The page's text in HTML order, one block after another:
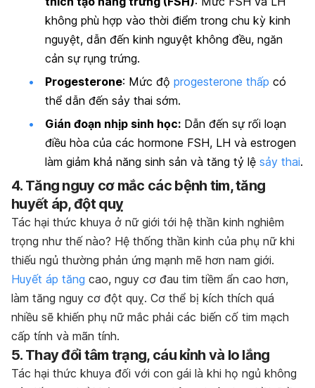
không phù hợp vào thời điểm trong chu kỳ kinh
nguyệt, dẫn đến kinh nguyệt không đều, ngăn
cản sự rụng trứng.
Progesterone: Mức độ progesterone thấp có
thể dẫn đến sảy thai sớm.
Gián đoạn nhịp sinh học: Dẫn đến sự rối loạn
điều hòa của các hormone FSH, LH và estrogen
làm giảm khả năng sinh sản và tăng tỷ lệ sảy thai.
4. Tăng nguy cơ mắc các bệnh tim, tăng
huyết áp, đột quỵ
Tác hại thức khuya ở nữ giới tới hệ thần kinh nghiêm
trọng như thế nào? Hệ thống thần kinh của phụ nữ khi
thiếu ngủ thường phản ứng mạnh mẽ hơn nam giới.
Huyết áp tăng cao, nguy cơ đau tim tiềm ẩn cao hơn,
làm tăng nguy cơ đột quỵ. Cơ thể bị kích thích quá
nhiều sẽ khiến phụ nữ mắc phải các biến cố tim mạch
cấp tính và mãn tính.
5. Thay đổi tâm trạng, cáu kỉnh và lo lắng
Tác hại thức khuya đối với con gái là khi họ ngủ không